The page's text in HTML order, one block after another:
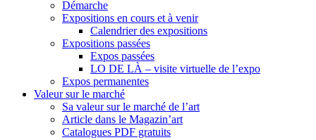
Démarche
Expositions en cours et à venir
Calendrier des expositions
Expositions passées
Expos passées
LO DE LÀ – visite virtuelle de l’expo
Expos permanentes
Valeur sur le marché
Sa valeur sur le marché de l’art
Article dans le Magazin’art
Catalogues PDF gratuits